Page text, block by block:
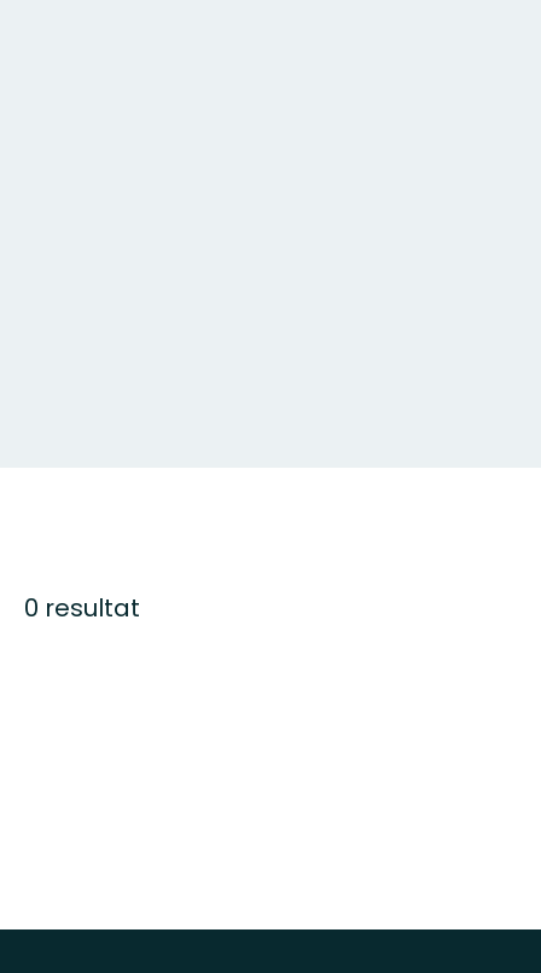
0 resultat